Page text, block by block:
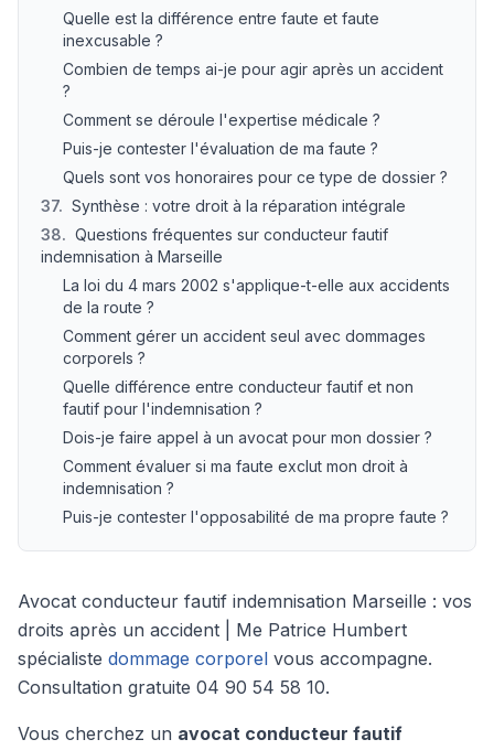
Quelle est la différence entre faute et faute
inexcusable ?
Combien de temps ai-je pour agir après un accident
?
Comment se déroule l'expertise médicale ?
Puis-je contester l'évaluation de ma faute ?
Quels sont vos honoraires pour ce type de dossier ?
37. Synthèse : votre droit à la réparation intégrale
38. Questions fréquentes sur conducteur fautif
indemnisation à Marseille
La loi du 4 mars 2002 s'applique-t-elle aux accidents
de la route ?
Comment gérer un accident seul avec dommages
corporels ?
Quelle différence entre conducteur fautif et non
fautif pour l'indemnisation ?
Dois-je faire appel à un avocat pour mon dossier ?
Comment évaluer si ma faute exclut mon droit à
indemnisation ?
Puis-je contester l'opposabilité de ma propre faute ?
Avocat conducteur fautif indemnisation Marseille : vos
droits après un accident | Me Patrice Humbert
spécialiste dommage corporel vous accompagne.
Consultation gratuite 04 90 54 58 10.
Vous cherchez un avocat conducteur fautif